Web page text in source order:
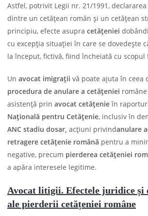
Astfel, potrivit Legii nr. 21/1991,
dintre un cetățean român și un cetățean
principiu, efecte asupra cetățeniei
cu excepția situației în care se dovedește
la început, fictivă, fiind încheiată cu
Un avocat imigrații vă poate ajuta în ceea
procedura de anulare a cetățeniei
asistență prin avocat cetățenieîn
Națională pentru Cetățenie, inclusiv în
ANC stadiu dosar, acțiuni privindanulare
retragere cetățenie română pentru a
negative, precum pierderea cetățeniei
a apăra interesele legitime.
Avocat litigii. Efectele juridice și
ale pierderii cetățeniei române